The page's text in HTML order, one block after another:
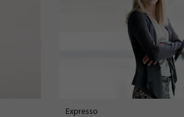
Expresso